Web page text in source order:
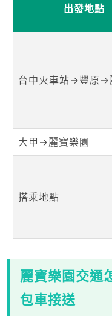
出發地點
台中火車站→豐原→
大甲→麗寶樂園
搭乘地點
麗寶樂園交通
包車接送